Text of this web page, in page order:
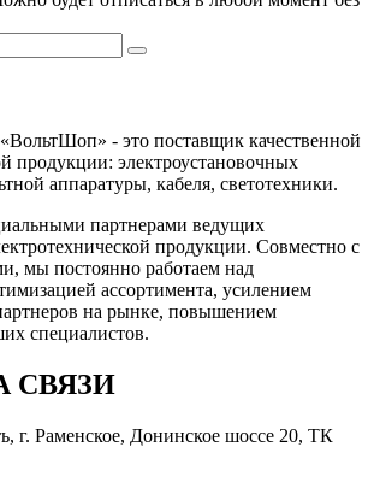
- это поставщик качественной
продукции: электроустановочных
аппаратуры, кабеля, светотехники.
партнерами ведущих
продукции. Совместно с
мы постоянно работаем над
ассортимента, усилением
на рынке, повышением
специалистов.
СВЯЗИ
г. Раменское, Донинское шоссе 20, ТК